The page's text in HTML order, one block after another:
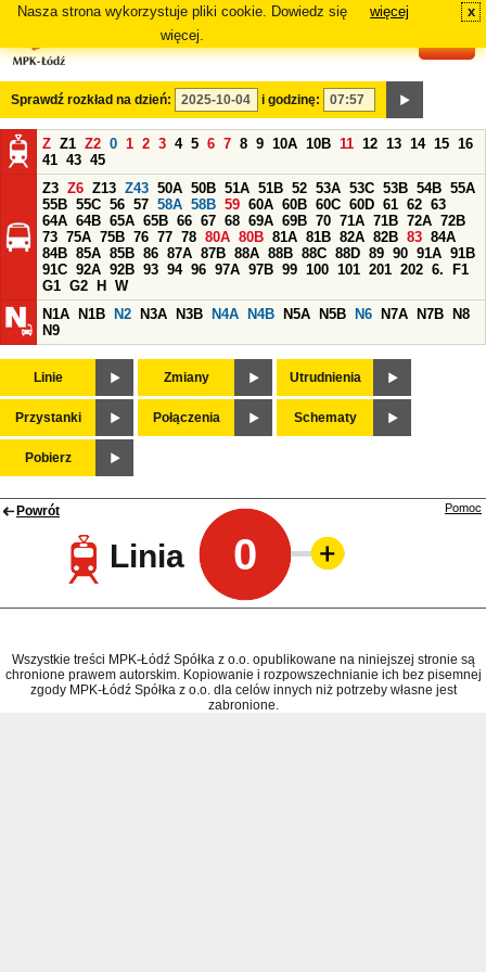
Nasza strona wykorzystuje pliki cookie. Dowiedz się
więcej.
więcej x
Sprawdź rozkład na dzień: i godzinę:
Z Z1 Z2 0 1 2 3 4 5 6 7 8 9 10A 10B 11 12 13 14 15 16
41 43 45
Z3 Z6 Z13 Z43 50A 50B 51A 51B 52 53A 53C 53B 54B 55A
55B 55C 56 57 58A 58B 59 60A 60B 60C 60D 61 62 63
64A 64B 65A 65B 66 67 68 69A 69B 70 71A 71B 72A 72B
73 75A 75B 76 77 78 80A 80B 81A 81B 82A 82B 83 84A
84B 85A 85B 86 87A 87B 88A 88B 88C 88D 89 90 91A 91B
91C 92A 92B 93 94 96 97A 97B 99 100 101 201 202 6.
F1
G1 G2 H
W
N1A
N1B N2 N3A N3B N4A N4B N5A N5B N6 N7A N7B
N8
N9
Linie Zmiany Utrudnienia
Przystanki Połączenia Schematy
Pobierz
Powrót
Linia 0
Pomoc
Wszystkie treści MPK-Łódź Spółka z o.o. opublikowane na niniejszej stronie są
chronione prawem autorskim. Kopiowanie i rozpowszechnianie ich bez pisemnej
zgody MPK-Łódź Spółka z o.o. dla celów innych niż potrzeby własne jest
zabronione.